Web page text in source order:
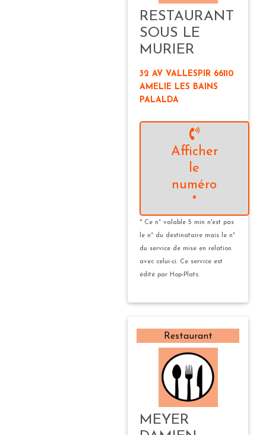
RESTAURANT
SOUS LE
MURIER
32 AV VALLESPIR 66110
AMELIE LES BAINS
PALALDA
Afficher
le
numéro
*
* Ce n° valable 5 min n'est pas
le n° du destinataire mais le n°
du service de mise en relation
avec celui-ci. Ce service est
édité par Hop-Plats.
Restaurant
MEYER